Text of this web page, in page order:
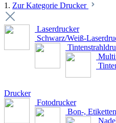
1. Zur Kategorie Drucker
Laserdrucker
Schwarz/Weiß-
Drucker
Fotodrucker
Bon-,